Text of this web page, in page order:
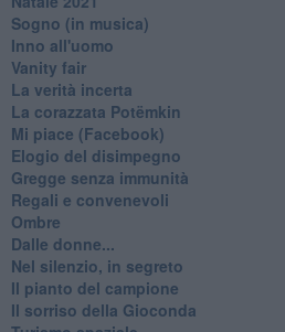
Sogno (in musica)
Inno all'uomo
Vanity fair
La verità incerta
La corazzata Potëmkin
Mi piace (Facebook)
Elogio del disimpegno
Gregge senza immunità
Regali e convenevoli
Ombre
Dalle donne...
Nel silenzio, in segreto
Il pianto del campione
Il sorriso della Gioconda